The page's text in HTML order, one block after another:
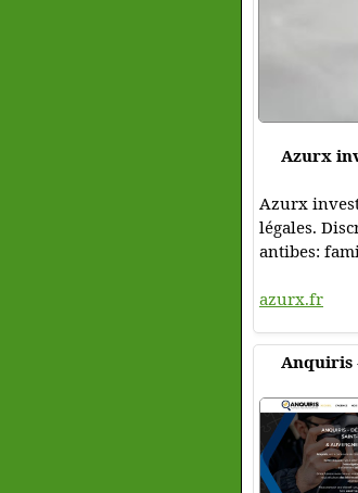
Azurx
Azurx
légales.
antibes:
azurx.fr
Anquiris